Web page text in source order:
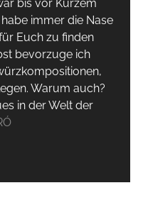
bis vor Kurzem
immer die Nase
Euch zu finden
bevorzuge ich
Warum auch?
in der Welt der